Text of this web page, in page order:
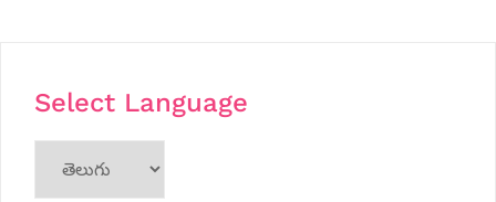
Select Language
Choose
language